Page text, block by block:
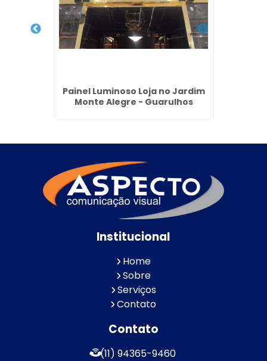
Painel Luminoso Loja no Jardim
Monte Alegre - Guarulhos
Institucional
Home
Sobre
Serviços
Contato
Contato
(11) 94365-9460